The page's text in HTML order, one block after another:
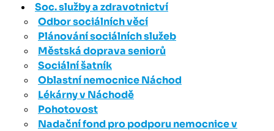
Soc. služby a zdravotnictví
Odbor sociálních věcí
Plánování sociálních služeb
Městská doprava seniorů
Sociální šatník
Oblastní nemocnice Náchod
Lékárny v Náchodě
Pohotovost
Nadační fond pro podporu nemocnice v